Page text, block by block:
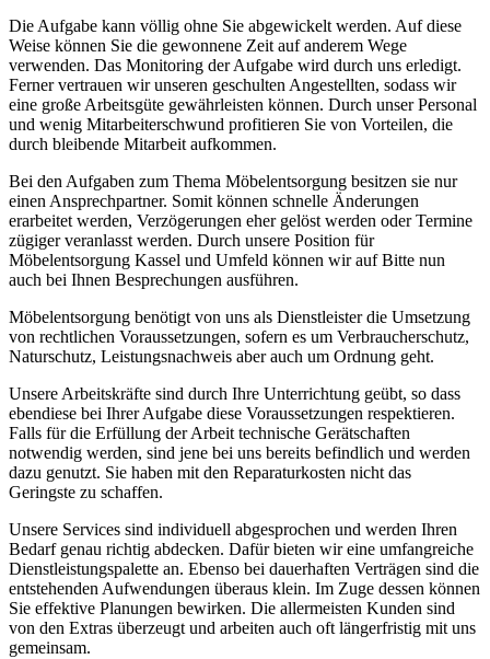
Die Aufgabe kann völlig ohne Sie abgewickelt werden. Auf diese
Weise können Sie die gewonnene Zeit auf anderem Wege
verwenden. Das Monitoring der Aufgabe wird durch uns erledigt.
Ferner vertrauen wir unseren geschulten Angestellten, sodass wir
eine große Arbeitsgüte gewährleisten können. Durch unser Personal
und wenig Mitarbeiterschwund profitieren Sie von Vorteilen, die
durch bleibende Mitarbeit aufkommen.
Bei den Aufgaben zum Thema Möbelentsorgung besitzen sie nur
einen Ansprechpartner. Somit können schnelle Änderungen
erarbeitet werden, Verzögerungen eher gelöst werden oder Termine
zügiger veranlasst werden. Durch unsere Position für
Möbelentsorgung Kassel und Umfeld können wir auf Bitte nun
auch bei Ihnen Besprechungen ausführen.
Möbelentsorgung benötigt von uns als Dienstleister die Umsetzung
von rechtlichen Voraussetzungen, sofern es um Verbraucherschutz,
Naturschutz, Leistungsnachweis aber auch um Ordnung geht.
Unsere Arbeitskräfte sind durch Ihre Unterrichtung geübt, so dass
ebendiese bei Ihrer Aufgabe diese Voraussetzungen respektieren.
Falls für die Erfüllung der Arbeit technische Gerätschaften
notwendig werden, sind jene bei uns bereits befindlich und werden
dazu genutzt. Sie haben mit den Reparaturkosten nicht das
Geringste zu schaffen.
Unsere Services sind individuell abgesprochen und werden Ihren
Bedarf genau richtig abdecken. Dafür bieten wir eine umfangreiche
Dienstleistungspalette an. Ebenso bei dauerhaften Verträgen sind die
entstehenden Aufwendungen überaus klein. Im Zuge dessen können
Sie effektive Planungen bewirken. Die allermeisten Kunden sind
von den Extras überzeugt und arbeiten auch oft längerfristig mit uns
gemeinsam.